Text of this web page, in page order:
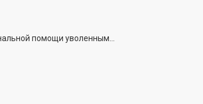
помощи уволенным...